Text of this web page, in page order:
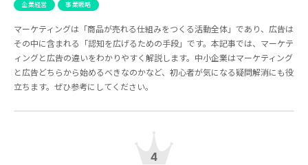
企業経営 事業戦略
マーケティングは「商品が売れる仕組みをつくる活動全体」であり、広告は
その中に含まれる「認知を広げるための手段」です。本記事では、マーケテ
ィングと広告の違いをわかりやすく解説します。中小企業はマーケティング
と広告どちらから始めるべきなのかなど、初心者が気になる疑問解消にも役
立ちます。ぜひ参考にしてください。
4